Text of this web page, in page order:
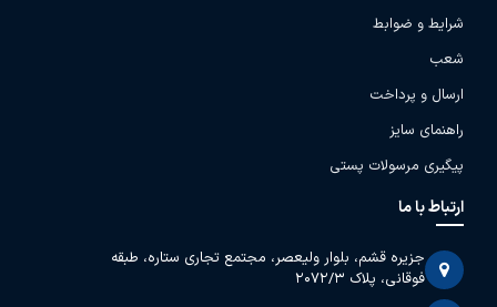
شرایط و ضوابط
شعب
ارسال و پرداخت
راهنمای سایز
پیگیری مرسولات پستی
ارتباط با ما
جزیره قشم، بلوار ولیعصر، مجتمع تجاری ستاره، طبقه
فوقانی، پلاک 2072/3